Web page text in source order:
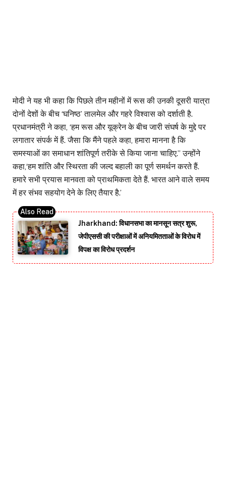
मोदी ने यह भी कहा कि पिछले तीन महीनों में रूस की उनकी दूसरी यात्रा
दोनों देशों के बीच ‘घनिष्ठ’ तालमेल और गहरे विश्वास को दर्शाती है.
प्रधानमंत्री ने कहा, ‘हम रूस और यूक्रेन के बीच जारी संघर्ष के मुद्दे पर
लगातार संपर्क में हैं. जैसा कि मैंने पहले कहा, हमारा मानना है कि
समस्याओं का समाधान शांतिपूर्ण तरीके से किया जाना चाहिए.’’ उन्होंने
कहा,‘हम शांति और स्थिरता की जल्द बहाली का पूर्ण समर्थन करते हैं.
हमारे सभी प्रयास मानवता को प्राथमिकता देते हैं. भारत आने वाले समय
में हर संभव सहयोग देने के लिए तैयार है.’
Jharkhand: विधानसभा का मानसून सत्र शुरू,
जेपीएससी की परीक्षाओं में अनियमितताओं के विरोध में
विपक्ष का विरोध प्रदर्शन